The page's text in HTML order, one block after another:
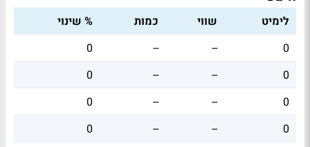
לימיט שווי כמות
% שינוי
0
--
--
0
0
--
--
0
0
--
--
0
0
--
--
0